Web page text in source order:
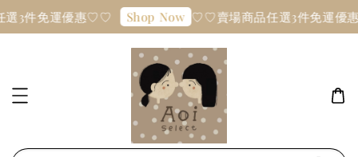
3件免運優惠♡♡ Shop Now ♡♡賣場商品任選3件免運優